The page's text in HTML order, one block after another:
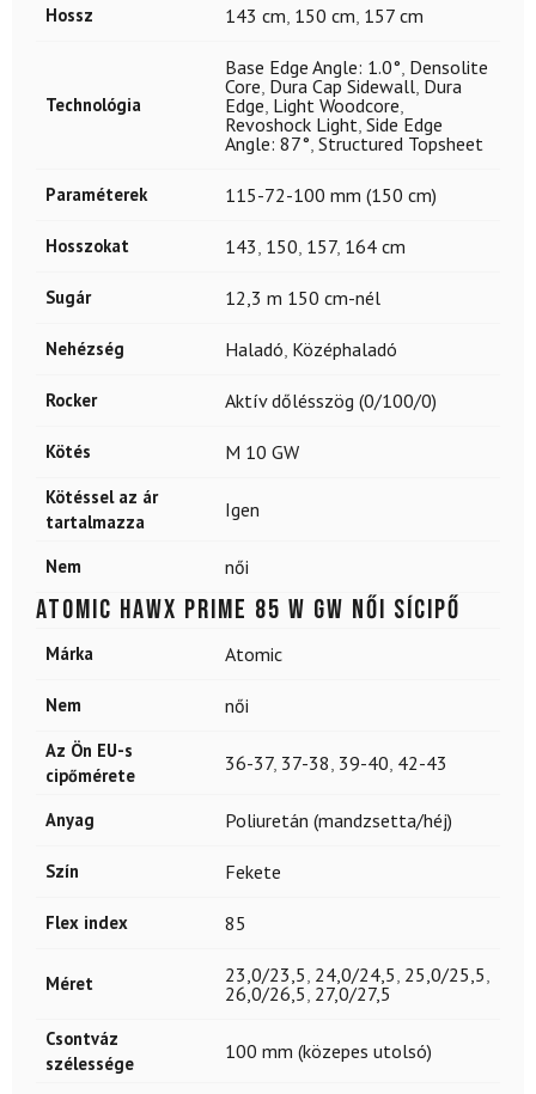
Hossz 143 cm 150 cm 157 cm
Technológia
Base Edge Angle: 1.0° Densolite
Core Dura Cap Sidewall Dura
Edge Light Woodcore
Revoshock Light Side Edge
Angle: 87° Structured Topsheet
Paraméterek 115-72-100 mm (150 cm)
Hosszokat 143 150 157, 164 cm
Sugár 12,3 m 150 cm-nél
Nehézség Haladó Középhaladó
Rocker Aktív dőlésszög (0/100/0)
Kötés M 10 GW
Kötéssel az ár
tartalmazza
Igen
Nem női
ATOMIC Hawx Prime 85 W GW női sícipő
Márka Atomic
Nem női
Az Ön EU-s
cipőmérete
36-37, 37-38 39-40 42-43
Anyag Poliuretán (mandzsetta/héj)
Szín Fekete
Flex index 85
Méret 23,0/23,5 24,0/24,5 25,0/25,5
26,0/26,5 27,0/27,5
Csontváz
szélessége
100 mm (közepes utolsó)